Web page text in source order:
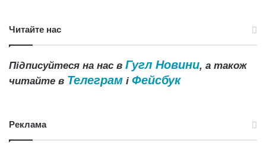
Читайте нас
Підписуйтеся на нас в Гугл Новини, а також
читайте в Телеграм і Фейсбук
Реклама